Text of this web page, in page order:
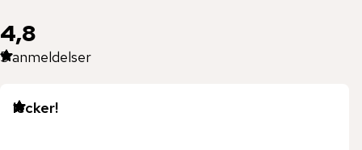
4,8
5anmeldelser
lecker!